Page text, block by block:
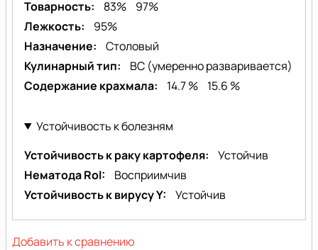
Товарность
83%
97%
Лежкость
95%
Назначение
Столовый
Кулинарный тип
BC (умеренно разваривается)
Содержание крахмала
14.7 % 15.6 %
Устойчивость к болезням
Устойчивость к раку картофеля
Устойчив
Нематода RoI
Восприимчив
Устойчивость к вирусу Y
Устойчив
Добавить к сравнению